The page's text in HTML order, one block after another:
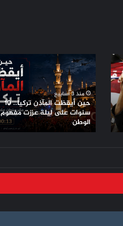
حين
أيقظت
المآذن
تركيا..
10
سنوات
على
ليلة
منذ 3 أسابيع
حين أيقظت المآذن تركيا.. 10
سنوات على ليلة عززت مفهوم
الوطن